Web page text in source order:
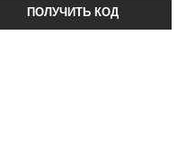
ПОЛУЧИТЬ КОД